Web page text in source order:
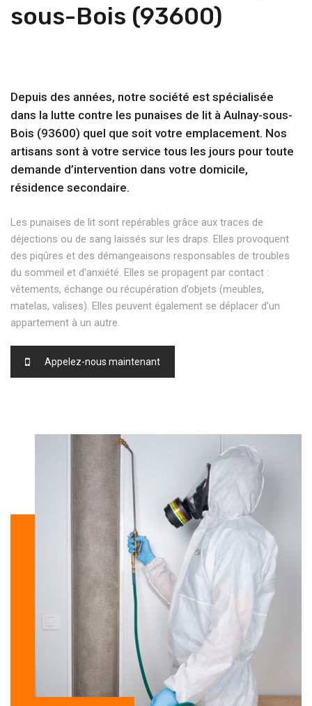
sous-Bois (93600)
Depuis des années, notre société est spécialisée
dans la lutte contre les punaises de lit à Aulnay-sous-
Bois (93600) quel que soit votre emplacement. Nos
artisans sont à votre service tous les jours pour toute
demande d’intervention dans votre domicile,
résidence secondaire.
Les punaises de lit sont repérables grâce aux traces de
déjections ou de sang laissés sur les draps. Elles provoquent
des piqûres et des démangeaisons responsables de troubles
du sommeil et d’anxiété. Elles se propagent par contact :
vêtements, échange ou récupération d’objets (meubles,
matelas, valises). Elles peuvent également se déplacer d’un
appartement à un autre.
Appelez-nous maintenant